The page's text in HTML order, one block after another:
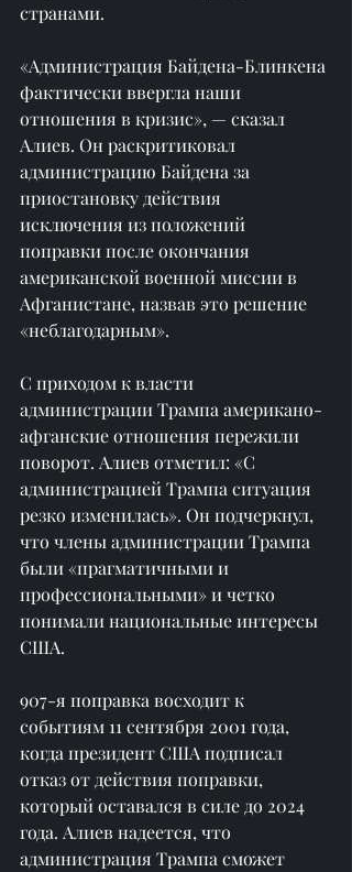
странами.
«Администрация Байдена-Блинкена
фактически ввергла наши
отношения в кризис», — сказал
Алиев. Он раскритиковал
администрацию Байдена за
приостановку действия
исключения из положений
поправки после окончания
американской военной миссии в
Афганистане, назвав это решение
«неблагодарным».
С приходом к власти
администрации Трампа американо-
афганские отношения пережили
поворот. Алиев отметил: «С
администрацией Трампа ситуация
резко изменилась». Он подчеркнул,
что члены администрации Трампа
были «прагматичными и
профессиональными» и четко
понимали национальные интересы
США.
907-я поправка восходит к
событиям 11 сентября 2001 года,
когда президент США подписал
отказ от действия поправки,
который оставался в силе до 2024
года. Алиев надеется, что
администрация Трампа сможет